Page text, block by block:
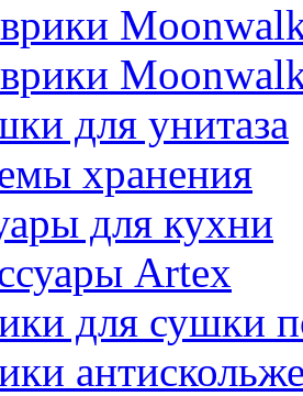
для унитаза
хранения
для кухни
Artex
для сушки